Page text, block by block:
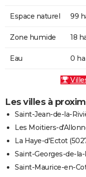
Espace naturel 99
Zone humide 18
Eau 0 ha
Les villes à
Saint-Jean-de-la-
Les Moitiers-
La Haye-d'Ectot
Saint-Georges-de-
Saint-Maurice-en-